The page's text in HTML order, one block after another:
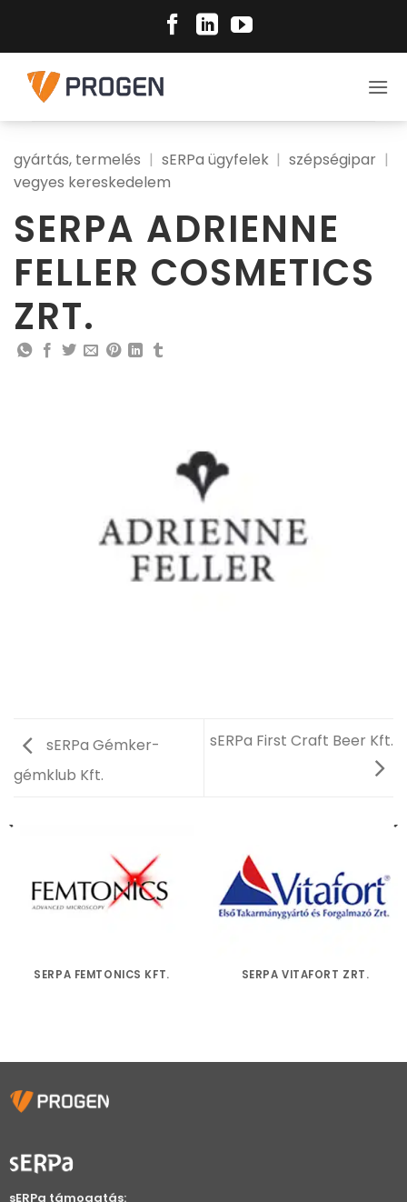
content
gyártás, termelés | sERPa ügyfelek | szépségipar |
vegyes kereskedelem
SERPA ADRIENNE
FELLER COSMETICS
ZRT.
sERPa Gémker-
gémklub Kft.
sERPa First Craft Beer Kft.
SERPA FEMTONICS KFT. SERPA VITAFORT ZRT.
sERPa támogatás: